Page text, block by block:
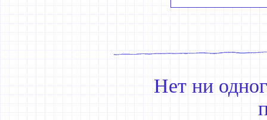
Нет ни